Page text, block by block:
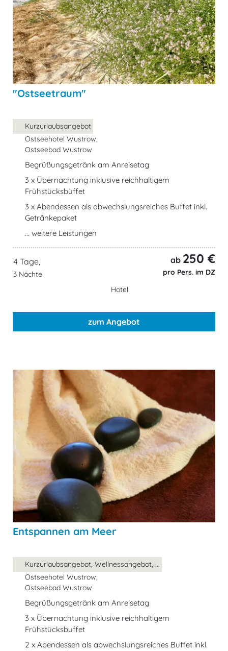
"Ostseetraum"
Kurzurlaubsangebot
Ostseehotel Wustrow,
Ostseebad Wustrow
Begrüßungsgetränk am Anreisetag
3 x Übernachtung inklusive reichhaltigem
Frühstücksbüffet
3 x Abendessen als abwechslungsreiches Buffet inkl.
Getränkepaket
... weitere Leistungen
4 Tage,
3 Nächte
ab 250 €
pro Pers. im DZ
Hotel
zum Angebot
Entspannen am Meer
Kurzurlaubsangebot, Wellnessangebot, ...
Ostseehotel Wustrow,
Ostseebad Wustrow
Begrüßungsgetränk am Anreisetag
3 x Übernachtung inklusive reichhaltigem
Frühstücksbuffet
2 x Abendessen als abwechslungsreiches Buffet inkl.